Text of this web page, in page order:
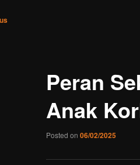
Peran
Anak
Posted on 06/02/2025